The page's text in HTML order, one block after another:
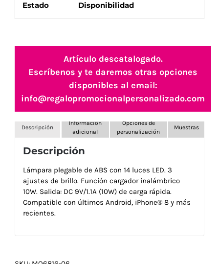
Estado Disponibilidad
Artículo descatalogado.
Escríbenos y te daremos otras opciones
disponibles al email:
info@regalopromocionalpersonalizado.com
Descripción
Información
adicional
Opciones de
personalización
Muestras
Descripción
Lámpara plegable de ABS con 14 luces LED. 3
ajustes de brillo. Función cargador inalámbrico
10W. Salida: DC 9V/1.1A (10W) de carga rápida.
Compatible con últimos Android, iPhone® 8 y más
recientes.